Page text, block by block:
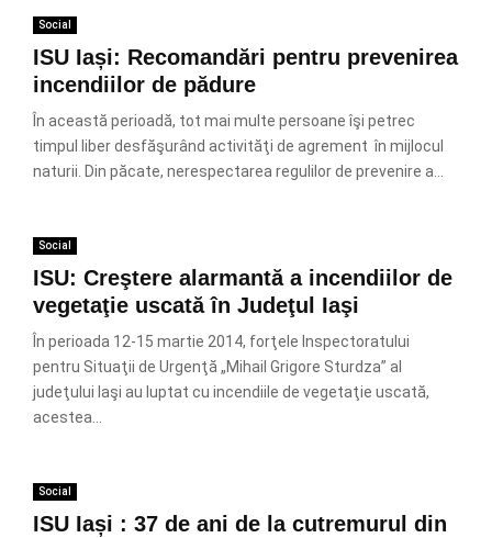
Social
ISU Iași: Recomandări pentru prevenirea
incendiilor de pădure
În această perioadă, tot mai multe persoane îşi petrec
timpul liber desfăşurând activităţi de agrement în mijlocul
naturii. Din păcate, nerespectarea regulilor de prevenire a...
Social
ISU: Creştere alarmantă a incendiilor de
vegetaţie uscată în Judeţul Iaşi
În perioada 12-15 martie 2014, forţele Inspectoratului
pentru Situaţii de Urgenţă „Mihail Grigore Sturdza” al
judeţului Iaşi au luptat cu incendiile de vegetaţie uscată,
acestea...
Social
ISU Iași : 37 de ani de la cutremurul din